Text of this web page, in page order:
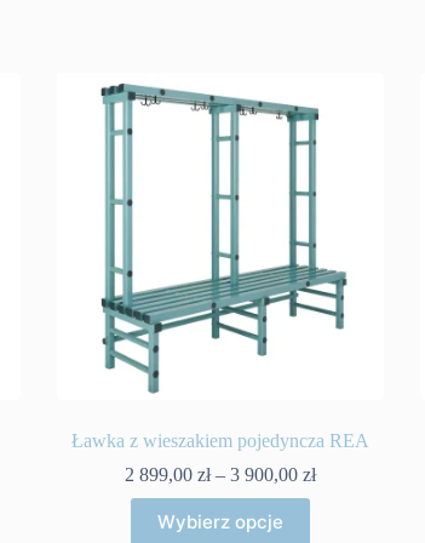
Ławka z wieszakiem pojedyncza REA
2 899,00 zł – 3 900,00 złZakres
Wybierz opcje
produkt